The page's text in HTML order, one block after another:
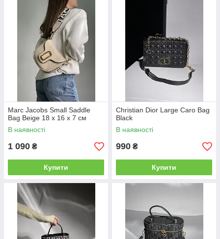
Marc Jacobs Small Saddle
Bag Beige 18 х 16 х 7 см
В наявності
1 090 ₴
Купити
Christian Dior Large Caro Bag
Black
В наявності
990 ₴
Купити